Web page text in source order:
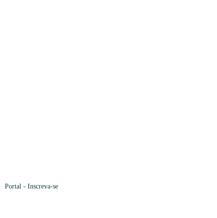
Portal - Inscreva-se